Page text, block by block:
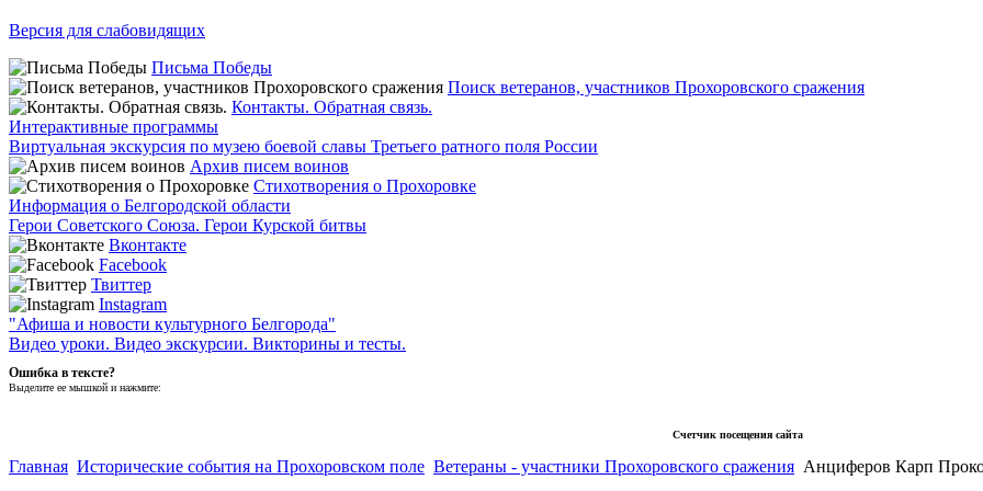
Версия для слабовидящих
Письма Победы
Поиск ветеранов, участников Прохоровского сражения
Контакты. Обратная связь.
Интерактивные программы
Виртуальная экскурсия по музею боевой славы Третьего ратного поля России
Архив писем воинов
Стихотворения о Прохоровке
Информация о Белгородской области
Герои Советского Союза. Герои Курской битвы
Вконтакте
Facebook
Твиттер
Instagram
"Афиша и новости культурного Белгорода"
Видео уроки. Видео экскурсии. Викторины и тесты.
Ошибка в тексте?
Выделите ее мышкой и нажмите:
Счетчик посещения сайта
Главная Исторические события на Прохоровском поле Ветераны - участники Прохоровского сражения Анциферов Карп